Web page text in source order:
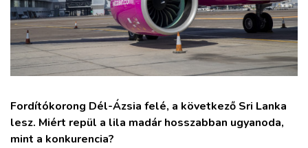
BLOG
ARCHÍVUM
WEBSHOP
Fordítókorong Dél-Ázsia felé, a következő Sri Lanka
lesz. Miért repül a lila madár hosszabban ugyanoda,
mint a konkurencia?